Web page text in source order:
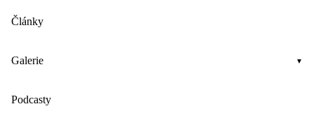
Články
Galerie
Podcasty